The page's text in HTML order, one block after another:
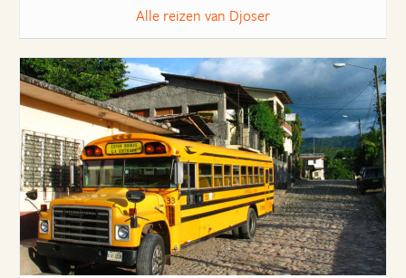
Alle reizen van Djoser